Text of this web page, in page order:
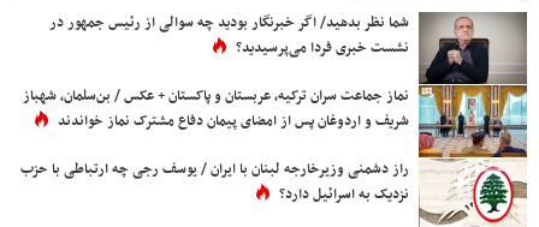
شما نظر بدهید/ اگر خبرنگار بودید چه سوالی از رئیس جمهور در
نشست خبری فردا می‌پرسیدید؟
نماز جماعت سران ترکیه، عربستان و پاکستان + عکس / بن‌سلمان، شهباز
شریف و اردوغان پس از امضای پیمان دفاع مشترک نماز خواندند
راز دشمنی وزیرخارجه لبنان با ایران / یوسف رجی چه ارتباطی با حزب
نزدیک به اسرائیل دارد؟